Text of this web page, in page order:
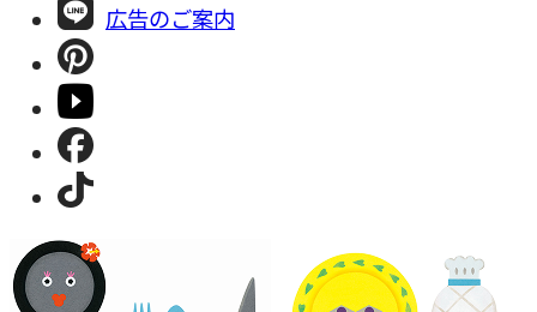
広告のご案内